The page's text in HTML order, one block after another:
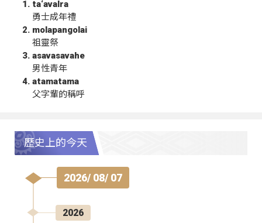
ta‘avalra
勇士成年禮
molapangolai
祖靈祭
asavasavahe
男性青年
atamatama
父字輩的稱呼
歷史上的今天
2026/ 08/ 07
2026